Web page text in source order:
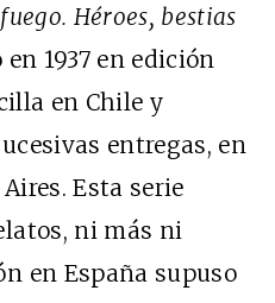
Héroes, bestias
1937 en edición
en Chile y
entregas, en
Esta serie
ni más ni
en España supuso